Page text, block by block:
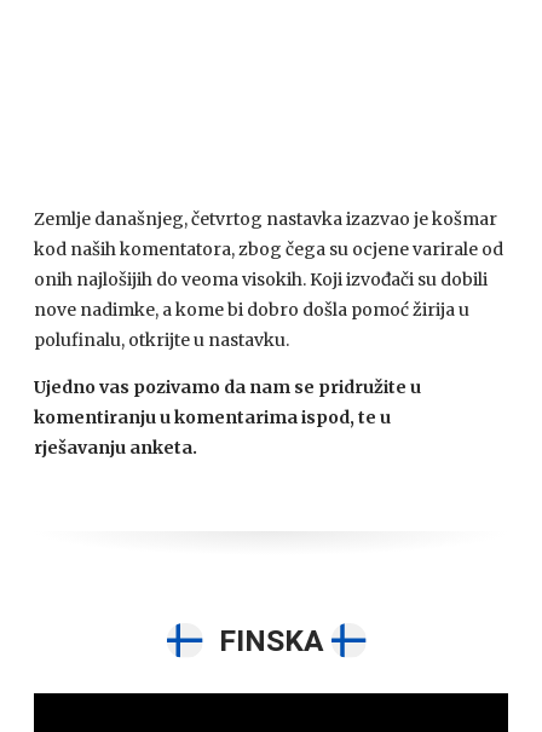
Zemlje današnjeg, četvrtog nastavka izazvao je košmar
kod naših komentatora, zbog čega su ocjene varirale od
onih najlošijih do veoma visokih. Koji izvođači su dobili
nove nadimke, a kome bi dobro došla pomoć žirija u
polufinalu, otkrijte u nastavku.
Ujedno vas pozivamo da nam se pridružite u
komentiranju u komentarima ispod, te u
rješavanju anketa.
FINSKA